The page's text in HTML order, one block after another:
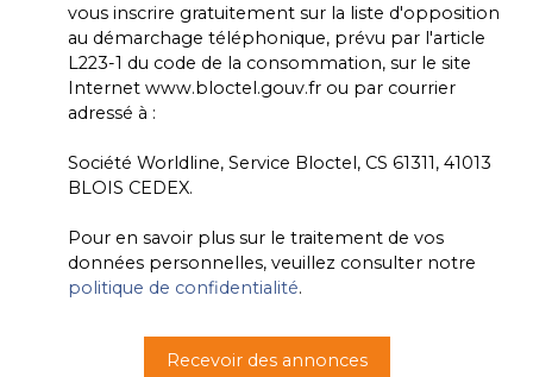
vous inscrire gratuitement sur la liste d'opposition
au démarchage téléphonique, prévu par l'article
L223-1 du code de la consommation, sur le site
Internet www.bloctel.gouv.fr ou par courrier
adressé à :
Société Worldline, Service Bloctel, CS 61311, 41013
BLOIS CEDEX.
Pour en savoir plus sur le traitement de vos
données personnelles, veuillez consulter notre
politique de confidentialité.
Recevoir des annonces